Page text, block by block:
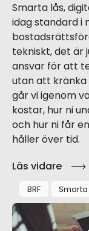
Smarta lås,
idag standard i
tekniskt, det är
ansvar för att
utan att kränka
går vi igenom
kostar, hur ni
och hur ni får
håller över tid.
Läs vidare
BRF